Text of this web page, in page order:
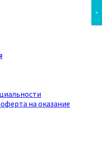
на оказание
×